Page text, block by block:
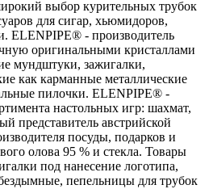
выбор курительных трубок
для сигар, хьюмидоров,
ELENPIPE® - производитель
оригинальными кристаллами
мундштуки, зажигалки,
как карманные металлические
пилочки. ELENPIPE® -
настольных игр: шахмат,
представитель австрийской
посуды, подарков и
олова 95 % и стекла. Товары
под нанесение логотипа,
пепельницы для трубок